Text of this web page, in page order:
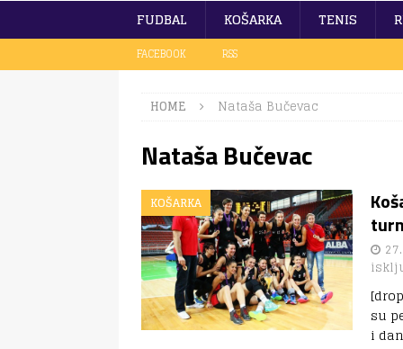
FUDBAL KOŠARKA TENIS
FACEBOOK RSS
HOME Nataša Bučevac
Nataša Bučevac
KOŠARKA
su
i